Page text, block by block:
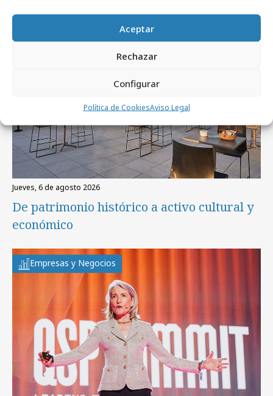
Aceptar
Rechazar
Configurar
Política de CookiesAviso Legal
jueves, 6 de agosto 2026
De patrimonio histórico a activo cultural y
económico
Empresas y Negocios